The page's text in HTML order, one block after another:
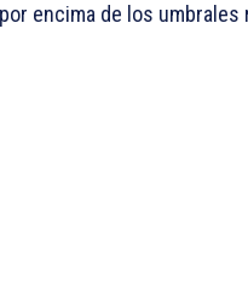
encima de los umbrales